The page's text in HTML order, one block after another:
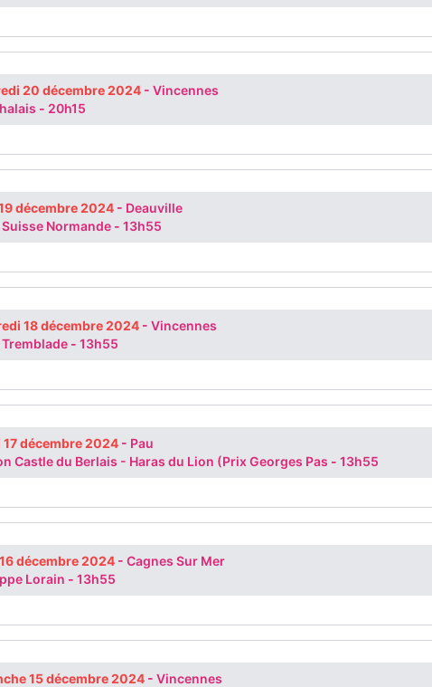
20 décembre 2024 - Vincennes
- 20h15
décembre 2024 - Deauville
Suisse Normande - 13h55
18 décembre 2024 - Vincennes
- 13h55
17 décembre 2024 - Pau
Castle du Berlais - Haras du Lion (Prix Georges Pas - 13h55
décembre 2024 - Cagnes Sur Mer
Lorain - 13h55
15 décembre 2024 - Vincennes